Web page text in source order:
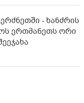
- ხანძრის
ერთმანეთს ორი